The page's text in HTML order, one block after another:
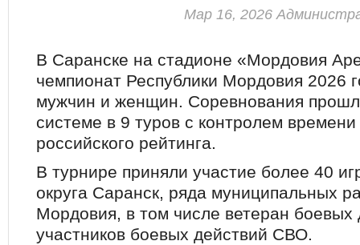
Мар 16, 2026
В Саранске на стадионе «Мордовия
чемпионат Республики Мордовия 2026
мужчин и женщин. Соревнования
системе в 9 туров с контролем
российского рейтинга.
В турнире приняли участие более 40
округа Саранск, ряда муниципальных
Мордовия, в том числе ветеран
участников боевых действий СВО.